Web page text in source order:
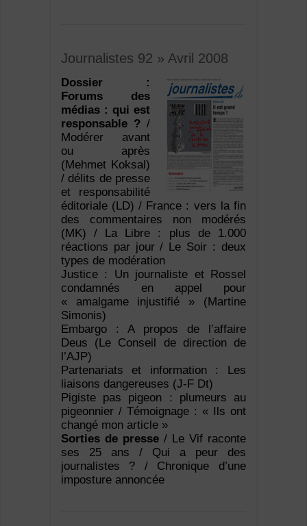
Journalistes 92 » Avril 2008
Dossier :
Forums des
médias : qui est
responsable ?/
Modérer avant
ou après
(Mehmet Koksal)
/ délits de presse
et responsabilité
éditoriale (LD) / France : vers la fin
des commentaires non modérés
(MK) / La Libre : plus de 1.000
réactions par jour / Le Soir : deux
types de modération
Justice : Un journaliste et Rossel
condamnés en appel pour
« amalgame injustifié » (Martine
Simonis)
Embargo : A propos de l’affaire
Deus (Le Conseil de direction de
l’AJP)
Partenariats et information : Les
liaisons dangereuses (J-F Dt)
Pigiste pas pigeon : plumeurs au
pigeonnier / Témoignage : « Ils ont
changé mon article »
Sorties de presse / Le Vif raconte
ses 25 ans / Qui a peur des
journalistes ? / Chronique d’une
imposture annoncée